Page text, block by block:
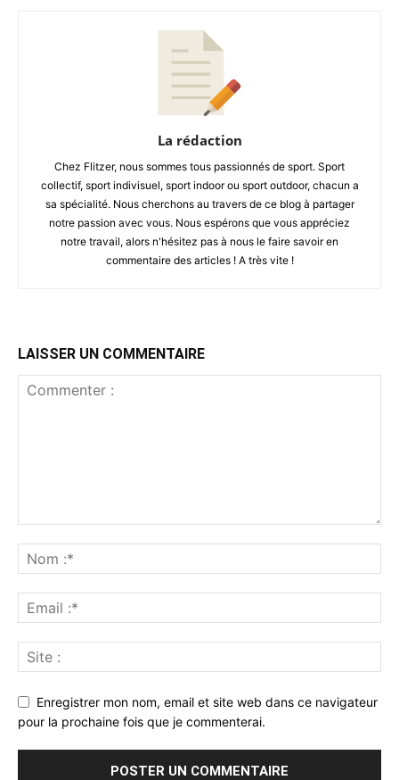
La rédaction
Chez Flitzer, nous sommes tous passionnés de sport. Sport
collectif, sport indivisuel, sport indoor ou sport outdoor, chacun a
sa spécialité. Nous cherchons au travers de ce blog à partager
notre passion avec vous. Nous espérons que vous appréciez
notre travail, alors n'hésitez pas à nous le faire savoir en
commentaire des articles ! A très vite !
LAISSER UN COMMENTAIRE
Enregistrer mon nom, email et site web dans ce navigateur
pour la prochaine fois que je commenterai.